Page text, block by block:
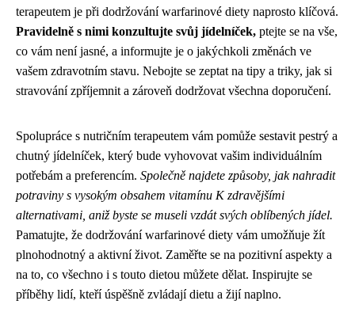
terapeutem je při dodržování warfarinové diety naprosto klíčová.
Pravidelně s nimi konzultujte svůj jídelníček, ptejte se na vše,
co vám není jasné, a informujte je o jakýchkoli změnách ve
vašem zdravotním stavu. Nebojte se zeptat na tipy a triky, jak si
stravování zpříjemnit a zároveň dodržovat všechna doporučení.
Spolupráce s nutričním terapeutem vám pomůže sestavit pestrý a
chutný jídelníček, který bude vyhovovat vašim individuálním
potřebám a preferencím. Společně najdete způsoby, jak nahradit
potraviny s vysokým obsahem vitamínu K zdravějšími
alternativami, aniž byste se museli vzdát svých oblíbených jídel.
Pamatujte, že dodržování warfarinové diety vám umožňuje žít
plnohodnotný a aktivní život. Zaměřte se na pozitivní aspekty a
na to, co všechno i s touto dietou můžete dělat. Inspirujte se
příběhy lidí, kteří úspěšně zvládají dietu a žijí naplno.